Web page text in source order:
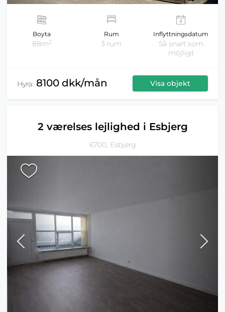
Boyta
88m2
Rum
3 rum
Inflyttningsdatum
Så snart som
möjligt
Hyra: 8100 dkk/mån Visa objekt
2 værelses lejlighed i Esbjerg
6700, Esbjerg